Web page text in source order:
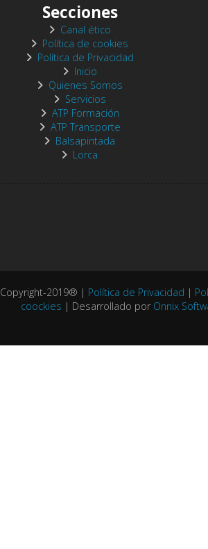
Secciones
Canal ético
Política de cookies
Política de Privacidad
Inicio
Quienes Somos
Servicios
ATP Formación
ATP Transporte
Balsapintada
Lorca
Copyright-2019® | Política de Privacidad |
coockies | Desarrollado porOnnix